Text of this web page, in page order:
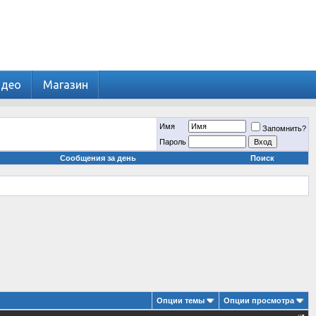
Магазин
Имя
Запомнить?
Пароль
Сообщения за день
Поиск
Опции темы
Опции просмотра